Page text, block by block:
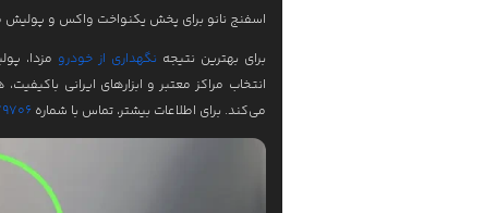
اسفنج نانو برای پخش یکنواخت واکس و پولیش
برای بهترین نتیجه نگهداری از خودرو
انتخاب مراکز معتبر و ابزارهای ایرانی
می‌کند. برای اطلاعات بیشتر، تماس با شماره